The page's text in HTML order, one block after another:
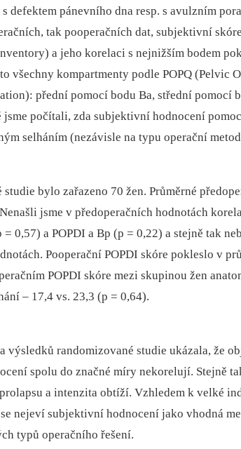
defektem pánevního dna resp. s avulzním
tak pooperačních dat, subjektivní
a jeho korelaci s nejnižším bodem
všechny kompartmenty podle POPQ (Pelvic
přední pomocí bodu Ba, střední pomocí
jsme počítali, zda subjektivní hodnocení
selháním (nezávisle na typu operační
bylo zařazeno 70 žen. Průměrné
jsme v předoperačních hodnotách
= 0,57) a POPDI a Bp (p = 0,22) a stejně tak
Pooperační POPDI skóre pokleslo v
POPDI skóre mezi skupinou žen
–⁠ 17,4 vs. 23,3 (p = 0,64).
výsledků randomizované studie ukázala, že
spolu do značné míry nekorelují. Stejně
a intenzita obtíží. Vzhledem k velké
nejeví subjektivní hodnocení jako vhodná
typů operačního řešení.